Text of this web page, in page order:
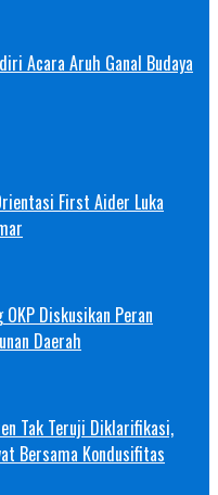
Acara Aruh Ganal Budaya
First Aider Luka
OKP Diskusikan Peran
Daerah
Tak Teruji Diklarifikasi,
Bersama Kondusifitas